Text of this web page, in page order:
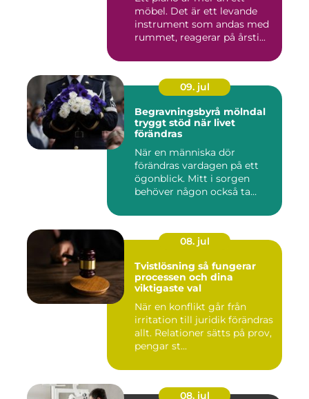
möbel. Det är ett levande
instrument som andas med
rummet, reagerar på årsti...
09. jul
Begravningsbyrå mölndal
tryggt stöd när livet
förändras
När en människa dör
förändras vardagen på ett
ögonblick. Mitt i sorgen
behöver någon också ta
08. jul
Tvistlösning så fungerar
processen och dina
viktigaste val
När en konflikt går från
irritation till juridik förändras
allt. Relationer sätts på prov,
pengar st...
08. jul